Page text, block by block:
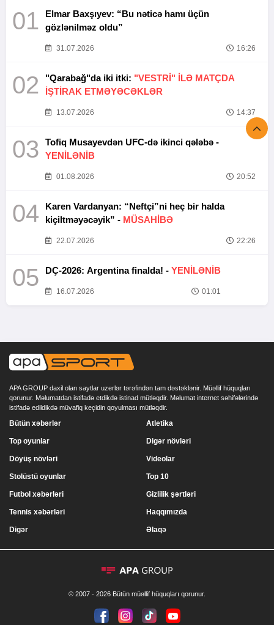
01
Elmar Baxşıyev: “Bu nəticə hamı üçün
gözlənilməz oldu”
31.07.2026 16:26
02 "Qarabağ"da iki itki: "VESTRİ" İLƏ MATÇDA
İŞTİRAK ETMƏYƏCƏKLƏR
13.07.2026 14:37
03
Tofiq Musayevdən UFC-də ikinci qələbə -
YENİLƏNİB
01.08.2026 20:52
04
Karen Vardanyan: “Neftçi”ni heç bir halda
kiçiltməyəcəyik” - MÜSAHİBƏ
22.07.2026 22:26
05 DÇ-2026: Argentina finalda! - YENİLƏNİB
16.07.2026 01:01
APA GROUP daxil olan saytlar uzerlər tərəfindən tam dəstəklənir. Müəllif hüquqları
qorunur. Məlumatdan istifadə etdikdə istinad mütləqdir. Məlumat internet səhifələrində
istifadə edildikdə müvafiq keçidin qoyulması mütləqdir.
Bütün xəbərlər
Top oyunlar
Döyüş növləri
Stolüstü oyunlar
Atletika
Digər növləri
Videolar
Top 10
Futbol xəbərləri
Tennis xəbərləri
Digər
Gizlilik şərtləri
Haqqımızda
Əlaqə
© 2007 - 2026 Bütün müəllif hüquqları qorunur.